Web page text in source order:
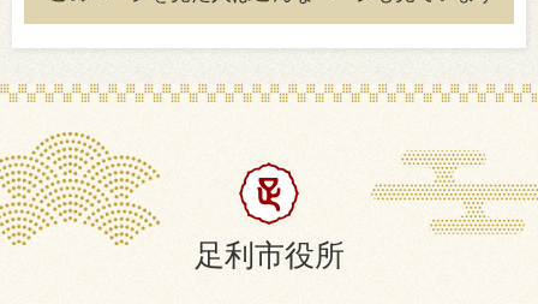
足利市役所